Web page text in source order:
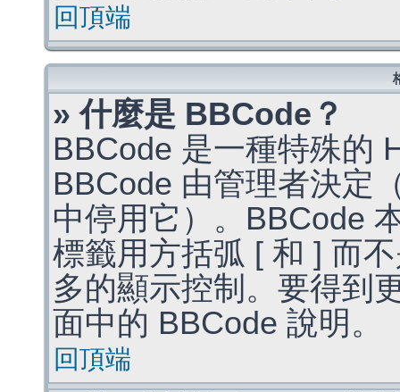
回頂端
» 什麼是 BBCode？
BBCode 是一種特殊的
BBCode 由管理者決定
中停用它）。BBCode
標籤用方括弧 [ 和 ] 而
多的顯示控制。要得到
面中的 BBCode 說明。
回頂端